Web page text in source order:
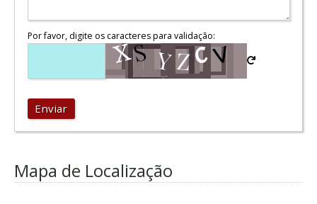
Por favor, digite os caracteres para validação:
Enviar
Mapa de Localização